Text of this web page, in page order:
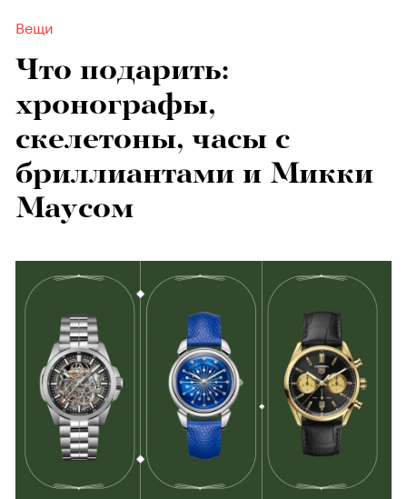
Вещи
Что подарить:
хронографы,
скелетоны, часы с
бриллиантами и Микки
Маусом